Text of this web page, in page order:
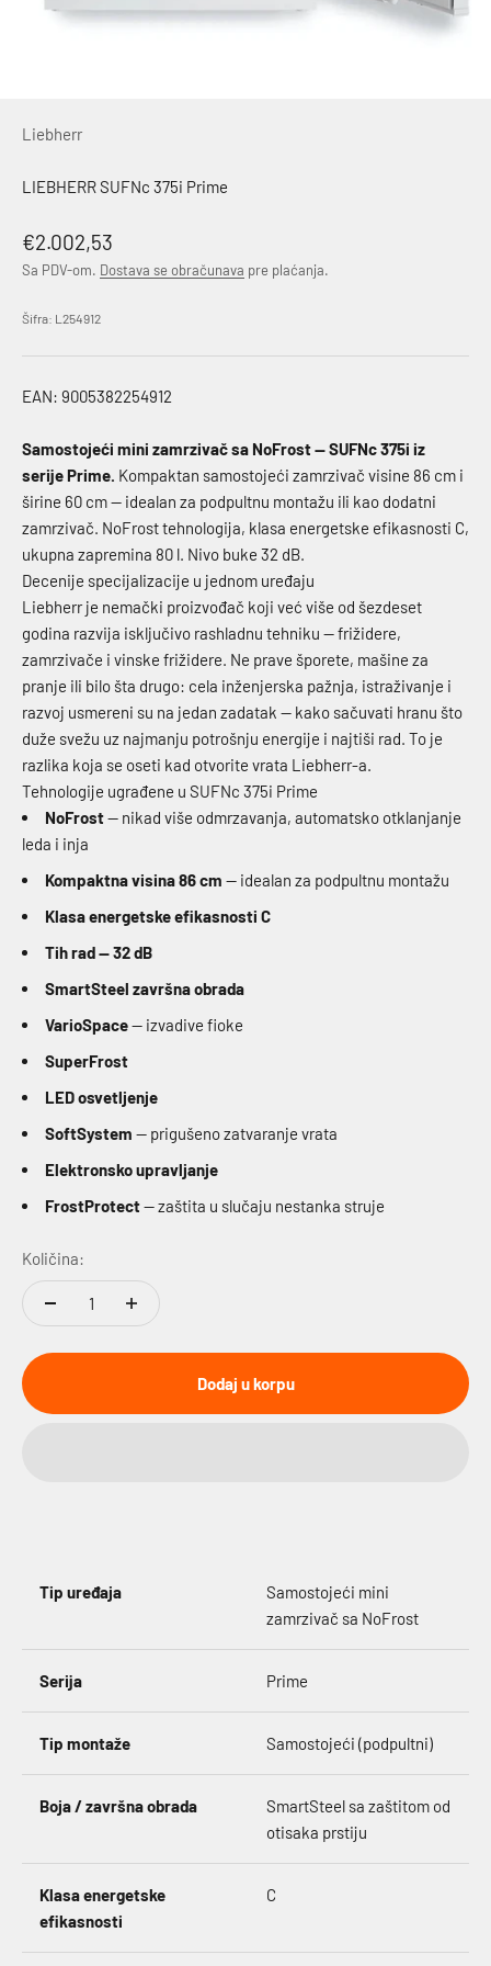
Liebherr
LIEBHERR SUFNc 375i Prime
Akcijska cena
€2.002,53
Sa PDV-om. Dostava se obračunava pre plaćanja.
Šifra: L254912
EAN: 9005382254912
Samostojeći mini zamrzivač sa NoFrost — SUFNc 375i iz
serije Prime. Kompaktan samostojeći zamrzivač visine 86 cm i
širine 60 cm — idealan za podpultnu montažu ili kao dodatni
zamrzivač. NoFrost tehnologija, klasa energetske efikasnosti C,
ukupna zapremina 80 l. Nivo buke 32 dB.
Decenije specijalizacije u jednom uređaju
Liebherr je nemački proizvođač koji već više od šezdeset
godina razvija isključivo rashladnu tehniku — frižidere,
zamrzivače i vinske frižidere. Ne prave šporete, mašine za
pranje ili bilo šta drugo: cela inženjerska pažnja, istraživanje i
razvoj usmereni su na jedan zadatak — kako sačuvati hranu što
duže svežu uz najmanju potrošnju energije i najtiši rad. To je
razlika koja se oseti kad otvorite vrata Liebherr-a.
Tehnologije ugrađene u SUFNc 375i Prime
NoFrost— nikad više odmrzavanja, automatsko otklanjanje
leda i inja
Kompaktna visina 86 cm — idealan za podpultnu montažu
Klasa energetske efikasnosti C
Tih rad — 32 dB
SmartSteel završna obrada
VarioSpace— izvadive fioke
SuperFrost
LED osvetljenje
SoftSystem — prigušeno zatvaranje vrata
Elektronsko upravljanje
FrostProtect— zaštita u slučaju nestanka struje
Količina:
Dodaj u korpu
Tip uređaja
Samostojeći mini
zamrzivač sa NoFrost
Serija Prime
Tip montaže Samostojeći (podpultni)
Boja / završna obrada
SmartSteel sa zaštitom od
otisaka prstiju
Klasa energetske
efikasnosti
C